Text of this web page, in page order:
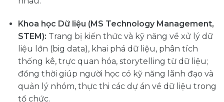
Khoa học Dữ liệu (MS Technology Management,
STEM): Trang bị kiến thức và kỹ năng về xử lý dữ
liệu lớn (big data), khai phá dữ liệu, phân tích
thống kê, trực quan hóa, storytelling từ dữ liệu;
đồng thời giúp người học có kỹ năng lãnh đạo và
quản lý nhóm, thực thi các dự án về dữ liệu trong
tổ chức.